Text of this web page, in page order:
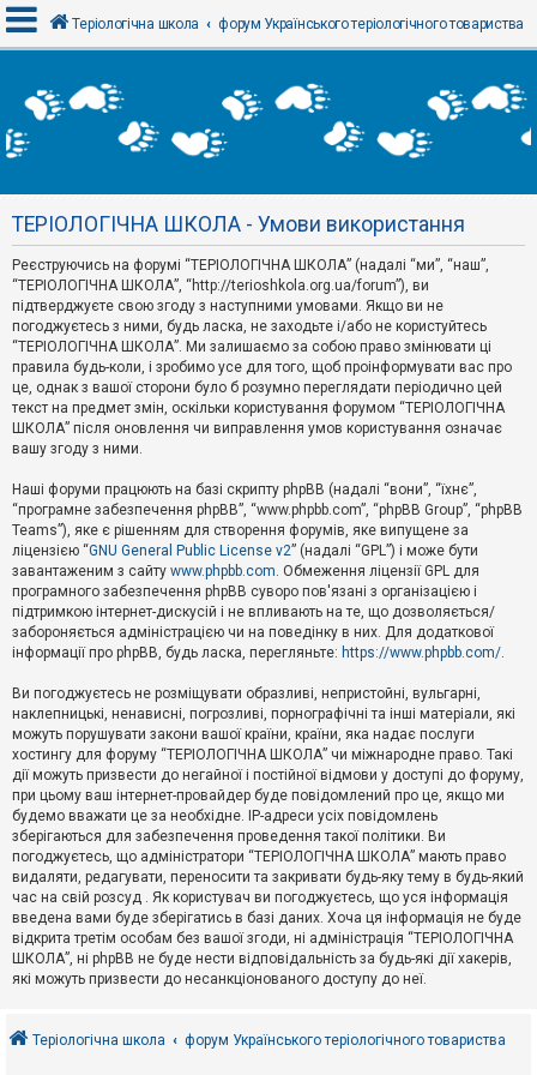
х
і
Р
є
с
т
р
а
ц
я
Т
м
и
б
е
з
в
і
д
п
о
в
д
й
А
к
т
и
в
н
т
е
м
и
о
Теріологічна школа форум Українського теріологічного товариства
ТЕРІОЛОГІЧНА ШКОЛА - Умови використання
Реєструючись на форумі “ТЕРІОЛОГІЧНА ШКОЛА” (надалі “ми”, “наш”,
“ТЕРІОЛОГІЧНА ШКОЛА”, “http://terioshkola.org.ua/forum”), ви
підтверджуєте свою згоду з наступними умовами. Якщо ви не
погоджуєтесь з ними, будь ласка, не заходьте і/або не користуйтесь
“ТЕРІОЛОГІЧНА ШКОЛА”. Ми залишаємо за собою право змінювати ці
правила будь-коли, і зробимо усе для того, щоб проінформувати вас про
це, однак з вашої сторони було б розумно переглядати періодично цей
текст на предмет змін, оскільки користування форумом “ТЕРІОЛОГІЧНА
ШКОЛА” після оновлення чи виправлення умов користування означає
вашу згоду з ними.
Наші форуми працюють на базі скрипту phpBB (надалі “вони”, “їхнє”,
“програмне забезпечення phpBB”, “www.phpbb.com”, “phpBB Group”, “phpBB
Teams”), яке є рішенням для створення форумів, яке випущене за
ліцензією “GNU General Public License v2” (надалі “GPL”) і може бути
завантаженим з сайту www.phpbb.com. Обмеження ліцензії GPL для
програмного забезпечення phpBB суворо пов'язані з організацією і
підтримкою інтернет-дискусій і не впливають на те, що дозволяється/
забороняється адміністрацією чи на поведінку в них. Для додаткової
інформації про phpBB, будь ласка, перегляньте: https://www.phpbb.com/.
Ви погоджуєтесь не розміщувати образливі, непристойні, вульгарні,
наклепницькі, ненависні, погрозливі, порнографічні та інші матеріали, які
можуть порушувати закони вашої країни, країни, яка надає послуги
хостингу для форуму “ТЕРІОЛОГІЧНА ШКОЛА” чи міжнародне право. Такі
дії можуть призвести до негайної і постійної відмови у доступі до форуму,
при цьому ваш інтернет-провайдер буде повідомлений про це, якщо ми
будемо вважати це за необхідне. IP-адреси усіх повідомлень
зберігаються для забезпечення проведення такої політики. Ви
погоджуєтесь, що адміністратори “ТЕРІОЛОГІЧНА ШКОЛА” мають право
видаляти, редагувати, переносити та закривати будь-яку тему в будь-який
час на свій розсуд . Як користувач ви погоджуєтесь, що уся інформація
введена вами буде зберігатись в базі даних. Хоча ця інформація не буде
відкрита третім особам без вашої згоди, ні адміністрація “ТЕРІОЛОГІЧНА
ШКОЛА”, ні phpBB не буде нести відповідальність за будь-які дії хакерів,
які можуть призвести до несанкціонованого доступу до неї.
Теріологічна школа форум Українського теріологічного товариства